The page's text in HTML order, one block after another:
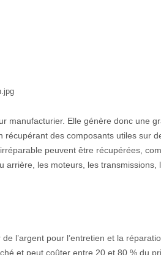
manufacturier. Elle génère donc une
récupérant des composants utiles sur
peuvent être récupérées,
arrière, les moteurs, les transmissions,
l’argent pour l’entretien et la
et peut coûter entre 20 et 80 % du